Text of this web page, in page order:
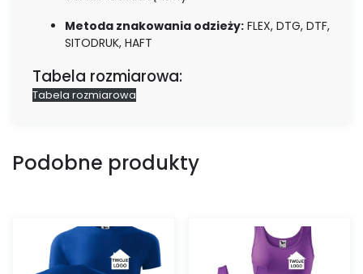
Metoda znakowania odzieży: FLEX, DTG, DTF,
SITODRUK, HAFT
Tabela rozmiarowa:
Tabela rozmiarowa
Podobne produkty